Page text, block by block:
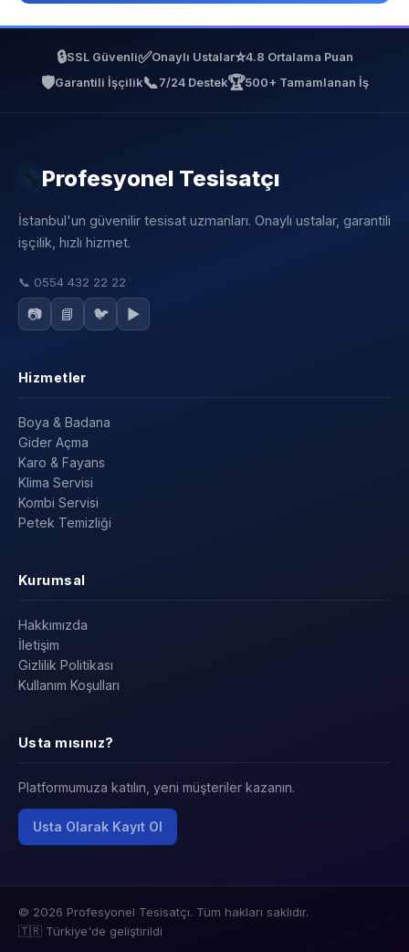
🔒SSL Güvenli✅Onaylı Ustalar⭐4.8 Ortalama Puan
🛡️Garantili İşçilik📞 7/24 Destek🏆500+ Tamamlanan İş
🔧Profesyonel Tesisatçı
İstanbul'un güvenilir tesisat uzmanları. Onaylı ustalar, garantili
işçilik, hızlı hizmet.
📞 0554 432 22 22
📷 📘 🐦 ▶️
Hizmetler
Boya & Badana
Gider Açma
Karo & Fayans
Klima Servisi
Kombi Servisi
Petek Temizliği
Kurumsal
Hakkımızda
İletişim
Gizlilik Politikası
Kullanım Koşulları
Usta mısınız?
Platformumuza katılın, yeni müşteriler kazanın.
Usta Olarak Kayıt Ol
© 2026 Profesyonel Tesisatçı. Tüm hakları saklıdır.
🇹🇷 Türkiye'de geliştirildi